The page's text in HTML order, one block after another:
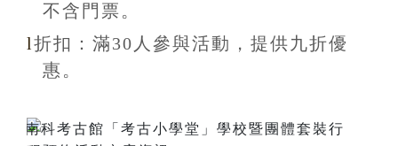
不含 門票。
l折扣 ：滿30 人參與活動，提供九折優
惠 。